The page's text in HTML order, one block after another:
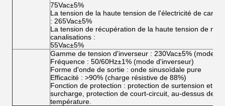
75Vac±5%
La tension de la haute tension de l'électricité de
: 265Vac±5%
La tension de récupération de la haute tension de
canalisations :
55Vac±5%
Gamme de tension d'inverseur : 230Vac±5% (mode
Fréquence : 50/60Hz±1% (mode d'inverseur)
Forme d'onde de sortie : onde sinusoïdale pure
Efficacité : >90% (charge résistive de 88%)
Fonction de protection : protection de surtension et
surcharge, protection de court-circuit, au-dessus de la
température.